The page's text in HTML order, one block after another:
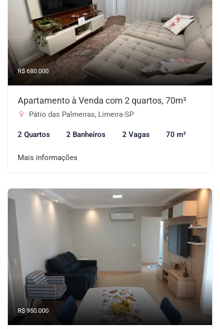
R$ 680.000
Apartamento à Venda com 2 quartos, 70m²
Pátio das Palmeiras, Limeira-SP
2 Quartos 2 Banheiros 2 Vagas 70 m²
Mais informações
R$ 950.000